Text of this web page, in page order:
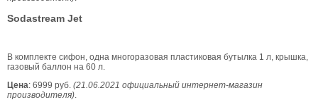
Sodastream Jet
В комплекте сифон, одна многоразовая пластиковая бутылка 1 л, крышка,
газовый баллон на 60 л.
Цена: 6999 руб. (21.06.2021 официальный интернет-магазин
производителя).